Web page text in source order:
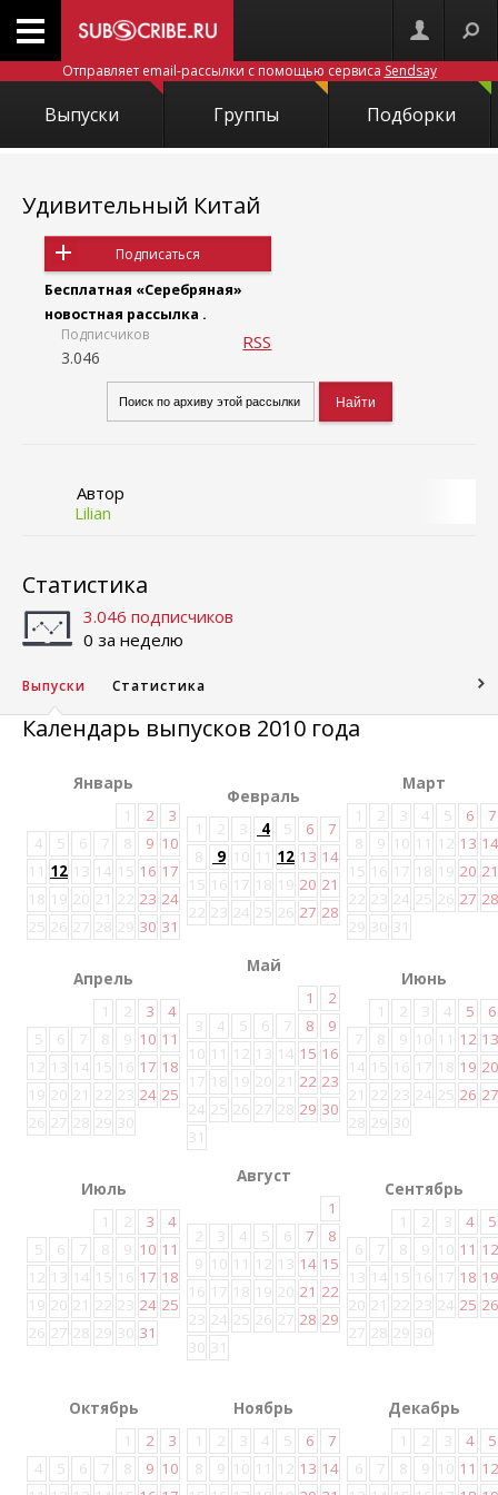
Отправляет email-рассылки с помощью сервиса Sendsay
Выпуски Группы Подборки
Удивительный Китай
Подписаться
Бесплатная «Серебряная»
новостная рассылка .
Подписчиков
3.046
RSS
Автор
Lilian
Статистика
3.046 подписчиков
0 за неделю
Выпуски Статистика
Календарь выпусков 2010 года
Январь
1
2
3
4
5 6 7 8 9 10
11 12 13 14 15 16 17
18 19 20 21 22 23 24
25 26 27 28 29 30 31
Февраль
1
2 3 4 5 6
7
8
9 10 11 12 13 14
15 16 17 18 19 20 21
22 23 24 25 26 27 28
Март
1
2 3 4 5 6
7
8
9 10 11 12 13 14
15 16 17 18 19 20 21
22 23 24 25 26 27 28
29 30 31
Апрель
1
2 3
4
5
6 7 8 9 10 11
12 13 14 15 16 17 18
19 20 21 22 23 24 25
26 27 28 29 30
Май
1
2
3
4 5 6 7 8
9
10 11 12 13 14 15 16
17 18 19 20 21 22 23
24 25 26 27 28 29 30
31
Июнь
1
2 3 4 5
6
7
8 9 10 11 12 13
14 15 16 17 18 19 20
21 22 23 24 25 26 27
28 29 30
Июль
1
2 3
4
5
6 7 8 9 10 11
12 13 14 15 16 17 18
19 20 21 22 23 24 25
26 27 28 29 30 31
Август
1
2
3 4 5 6 7
8
9 10 11 12 13 14 15
16 17 18 19 20 21 22
23 24 25 26 27 28 29
30 31
Сентябрь
1
2 3 4
5
6
7 8 9 10 11 12
13 14 15 16 17 18 19
20 21 22 23 24 25 26
27 28 29 30
Октябрь
1
2
3
4
5 6 7 8 9 10
Ноябрь
1
2 3 4 5 6
7
8
9 10 11 12 13 14
Декабрь
1
2 3 4
5
6
7 8 9 10 11 12